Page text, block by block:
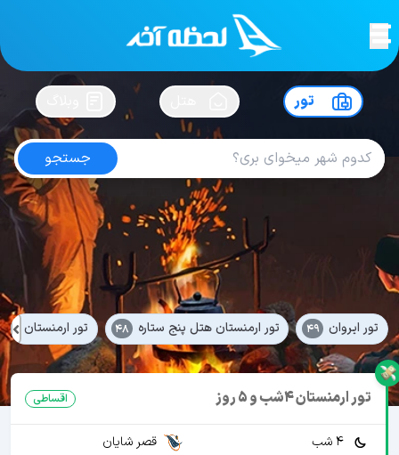
لحظه آخرسفرت رو بساز !
تور
جستجو
تور ارمنستان
4.5 از 5| از1621 کاربر
لحظه آخر تور ارمنستان
تور ایروان 49 تور ارمنستان هتل پنج ستاره 48 تور ارمنستان 3 شب و 4 روز
تور ارمنستان 4شب و 5 روز اقساطی
4 شب
قصر شایان